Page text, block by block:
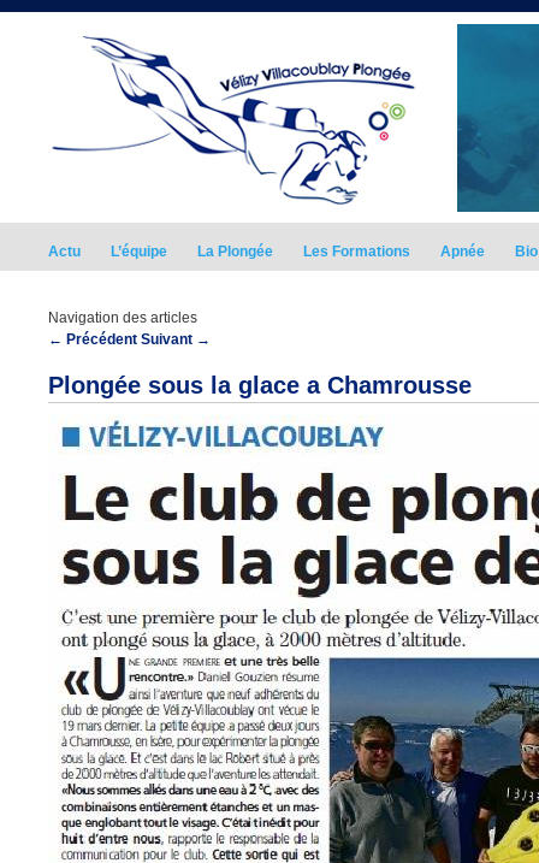
Actu L’équipe La Plongée Les Formations Apnée Bio
Navigation des articles
← Précédent Suivant →
Plongée sous la glace a Chamrousse